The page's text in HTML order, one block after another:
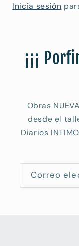
Inicia sesión
¡¡¡
Obras
desde el
Diarios
Correo